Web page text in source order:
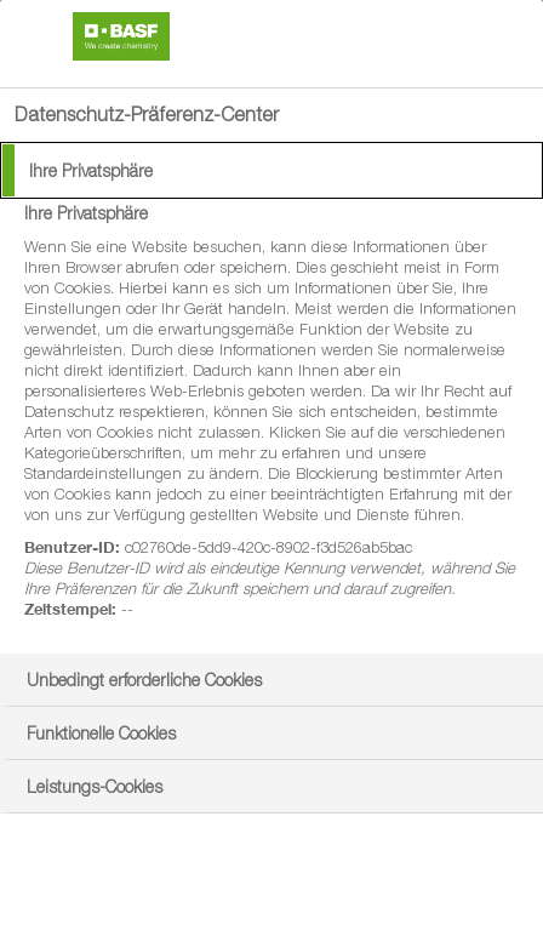
Available Languages:
Französisch
Italienisch
Datenschutz-Präferenz-Center
Ihre Privatsphäre
Ihre Privatsphäre
Wenn Sie eine Website besuchen, kann diese Informationen über
Ihren Browser abrufen oder speichern. Dies geschieht meist in Form
von Cookies. Hierbei kann es sich um Informationen über Sie, Ihre
Einstellungen oder Ihr Gerät handeln. Meist werden die Informationen
verwendet, um die erwartungsgemäße Funktion der Website zu
gewährleisten. Durch diese Informationen werden Sie normalerweise
nicht direkt identifiziert. Dadurch kann Ihnen aber ein
personalisierteres Web-Erlebnis geboten werden. Da wir Ihr Recht auf
Datenschutz respektieren, können Sie sich entscheiden, bestimmte
Arten von Cookies nicht zulassen. Klicken Sie auf die verschiedenen
Kategorieüberschriften, um mehr zu erfahren und unsere
Standardeinstellungen zu ändern. Die Blockierung bestimmter Arten
von Cookies kann jedoch zu einer beeinträchtigten Erfahrung mit der
von uns zur Verfügung gestellten Website und Dienste führen.
Benutzer-ID: c02760de-5dd9-420c-8902-f3d526ab5bac
Diese Benutzer-ID wird als eindeutige Kennung verwendet, während Sie
Ihre Präferenzen für die Zukunft speichern und darauf zugreifen.
Zeitstempel: --
Unbedingt erforderliche Cookies
Funktionelle Cookies
Leistungs-Cookies